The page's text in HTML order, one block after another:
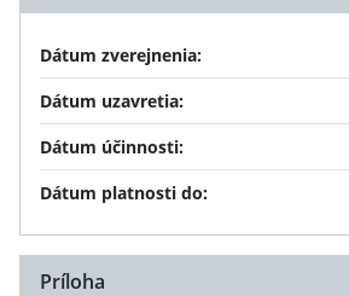
Dátum zverejnenia:
Dátum uzavretia:
Dátum účinnosti:
Dátum platnosti do:
Príloha